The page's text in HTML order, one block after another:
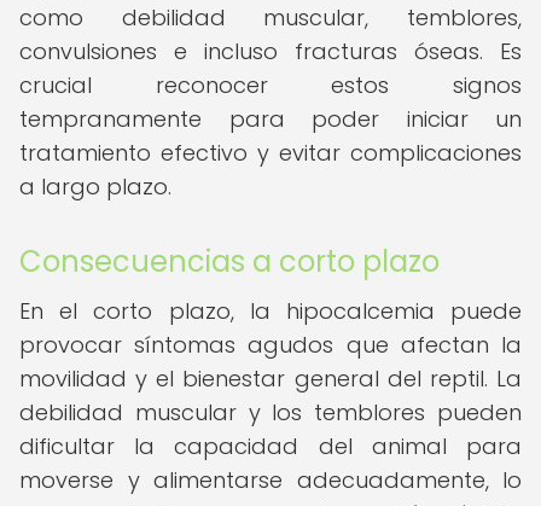
como debilidad muscular, temblores,
convulsiones e incluso fracturas óseas. Es
crucial reconocer estos signos
tempranamente para poder iniciar un
tratamiento efectivo y evitar complicaciones
a largo plazo.
Consecuencias a corto plazo
En el corto plazo, la hipocalcemia puede
provocar síntomas agudos que afectan la
movilidad y el bienestar general del reptil. La
debilidad muscular y los temblores pueden
dificultar la capacidad del animal para
moverse y alimentarse adecuadamente, lo